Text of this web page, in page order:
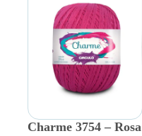
Charme 3754 – Rosa